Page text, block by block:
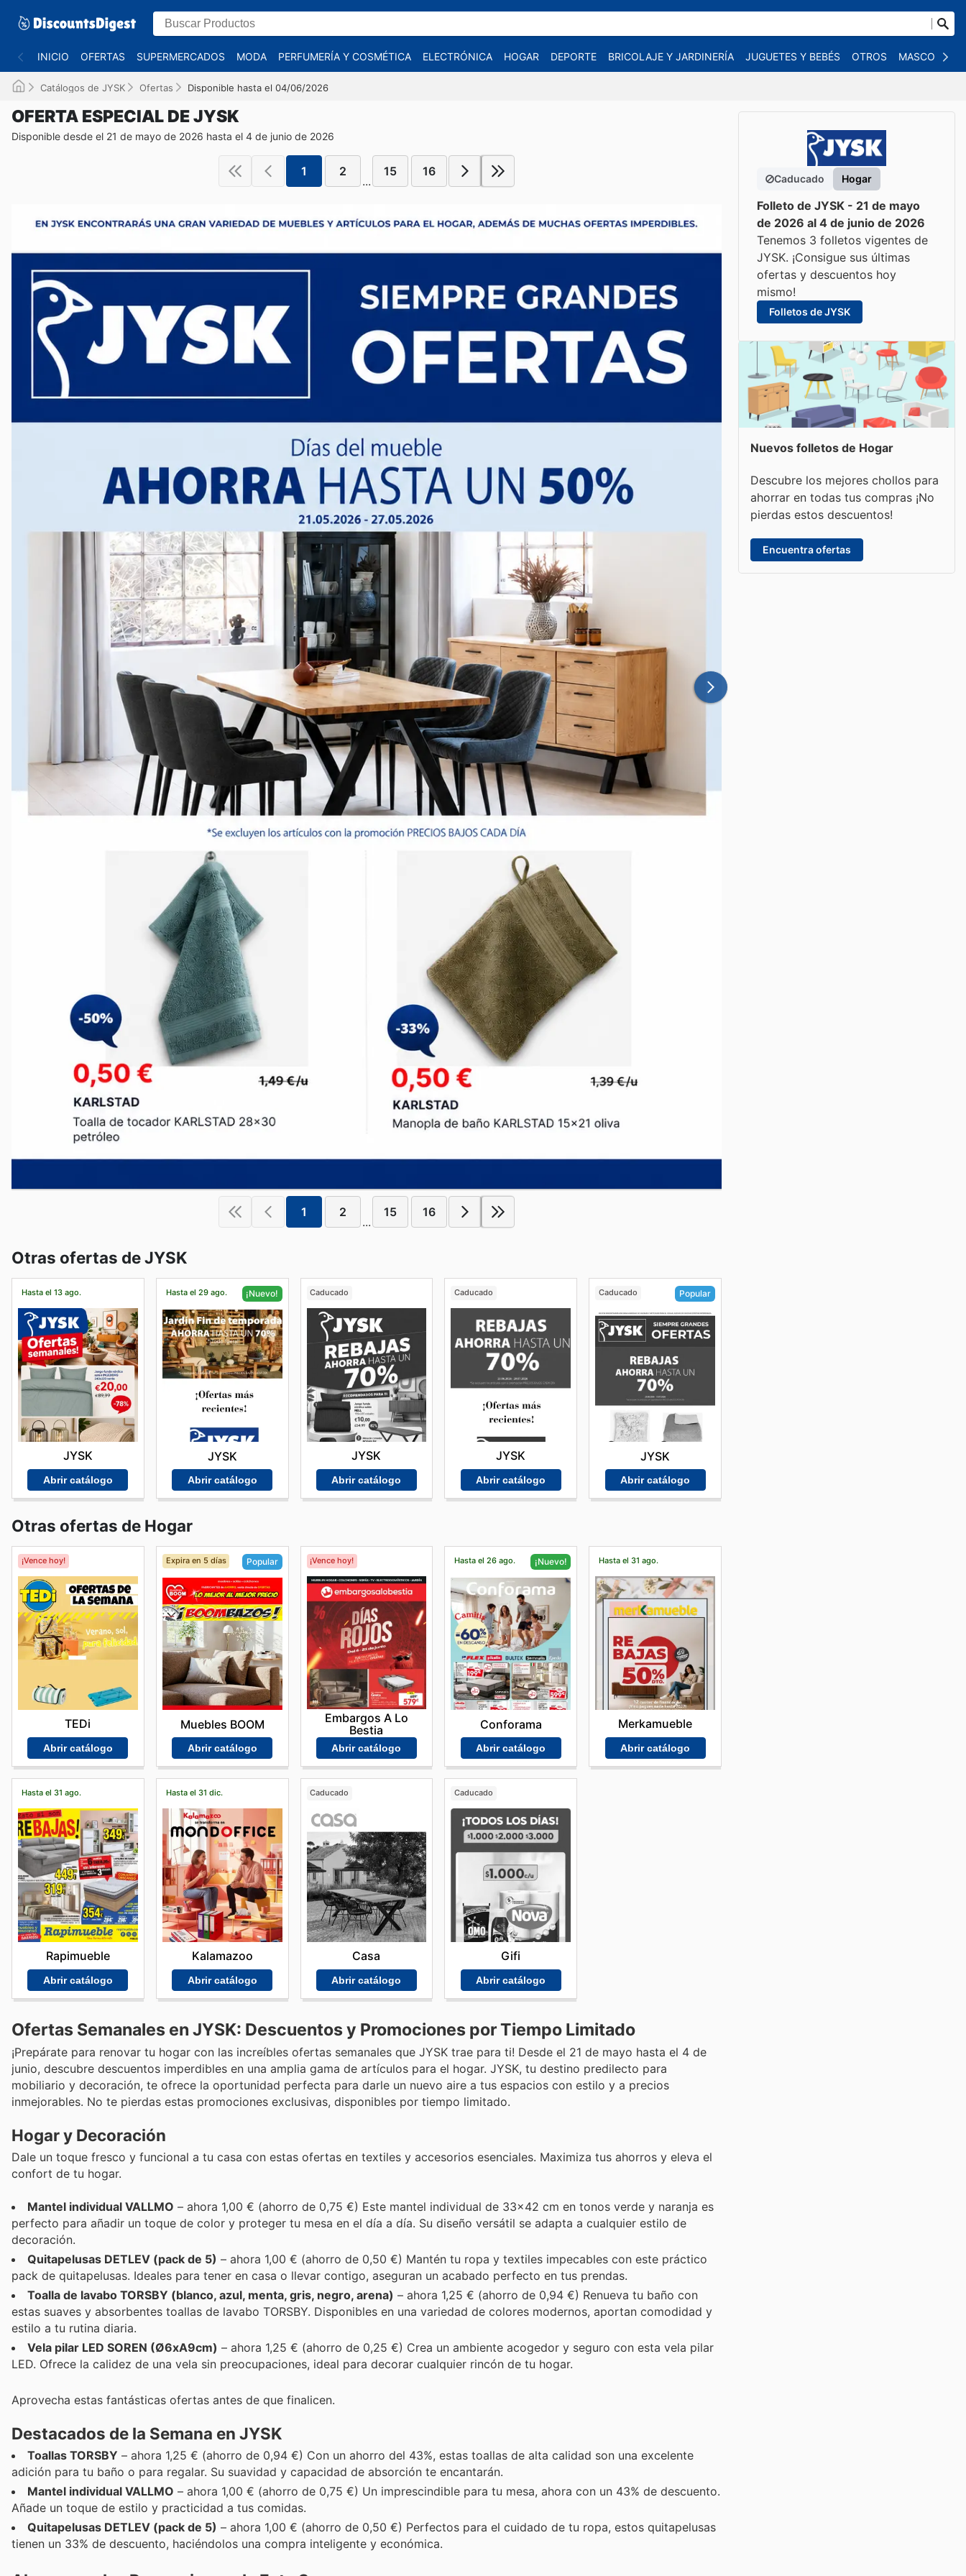
INICIO OFERTAS SUPERMERCADOS MODA PERFUMERÍA Y COSMÉTICA ELECTRÓNICA HOGAR DEPORTE BRICOLAJE Y JARDINERÍA JUGUETES Y BEBÉS OTROS MASCOTAS
Catálogos de JYSK Ofertas Disponible hasta el 04/06/2026
OFERTA ESPECIAL DE JYSK
Disponible desde el 21 de mayo de 2026 hasta el 4 de junio de 2026
1 2
...
15 16
1 2
...
15 16
Otras ofertas de JYSK
Hasta el 13 ago.
JYSK
Abrir catálogo
Hasta el 29 ago. ¡Nuevo!
JYSK
Abrir catálogo
Caducado
JYSK
Abrir catálogo
Caducado
JYSK
Abrir catálogo
Caducado Popular
JYSK
Abrir catálogo
Otras ofertas de Hogar
¡Vence hoy!
TEDi
Abrir catálogo
Expira en 5 días Popular
Muebles BOOM
Abrir catálogo
¡Vence hoy!
Embargos A Lo
Bestia
Abrir catálogo
Hasta el 26 ago. ¡Nuevo!
Conforama
Abrir catálogo
Hasta el 31 ago.
Merkamueble
Abrir catálogo
Hasta el 31 ago.
Rapimueble
Abrir catálogo
Hasta el 31 dic.
Kalamazoo
Abrir catálogo
Caducado
Casa
Abrir catálogo
Caducado
Gifi
Abrir catálogo
Ofertas Semanales en JYSK: Descuentos y Promociones por Tiempo Limitado
¡Prepárate para renovar tu hogar con las increíbles ofertas semanales que JYSK trae para ti! Desde el 21 de mayo hasta el 4 de
junio, descubre descuentos imperdibles en una amplia gama de artículos para el hogar. JYSK, tu destino predilecto para
mobiliario y decoración, te ofrece la oportunidad perfecta para darle un nuevo aire a tus espacios con estilo y a precios
inmejorables. No te pierdas estas promociones exclusivas, disponibles por tiempo limitado.
Hogar y Decoración
Dale un toque fresco y funcional a tu casa con estas ofertas en textiles y accesorios esenciales. Maximiza tus ahorros y eleva el
confort de tu hogar.
Mantel individual VALLMO – ahora 1,00 € (ahorro de 0,75 €) Este mantel individual de 33x42 cm en tonos verde y naranja es
perfecto para añadir un toque de color y proteger tu mesa en el día a día. Su diseño versátil se adapta a cualquier estilo de
decoración.
Quitapelusas DETLEV (pack de 5) – ahora 1,00 € (ahorro de 0,50 €) Mantén tu ropa y textiles impecables con este práctico
pack de quitapelusas. Ideales para tener en casa o llevar contigo, aseguran un acabado perfecto en tus prendas.
Toalla de lavabo TORSBY (blanco, azul, menta, gris, negro, arena) – ahora 1,25 € (ahorro de 0,94 €) Renueva tu baño con
estas suaves y absorbentes toallas de lavabo TORSBY. Disponibles en una variedad de colores modernos, aportan comodidad y
estilo a tu rutina diaria.
Vela pilar LED SOREN (Ø6xA9cm) – ahora 1,25 € (ahorro de 0,25 €) Crea un ambiente acogedor y seguro con esta vela pilar
LED. Ofrece la calidez de una vela sin preocupaciones, ideal para decorar cualquier rincón de tu hogar.
Aprovecha estas fantásticas ofertas antes de que finalicen.
Destacados de la Semana en JYSK
Toallas TORSBY – ahora 1,25 € (ahorro de 0,94 €) Con un ahorro del 43%, estas toallas de alta calidad son una excelente
adición para tu baño o para regalar. Su suavidad y capacidad de absorción te encantarán.
Mantel individual VALLMO – ahora 1,00 € (ahorro de 0,75 €) Un imprescindible para tu mesa, ahora con un 43% de descuento.
Añade un toque de estilo y practicidad a tus comidas.
Quitapelusas DETLEV (pack de 5) – ahora 1,00 € (ahorro de 0,50 €) Perfectos para el cuidado de tu ropa, estos quitapelusas
tienen un 33% de descuento, haciéndolos una compra inteligente y económica.
Caducado Hogar
Folleto de JYSK - 21 de mayo
de 2026 al 4 de junio de 2026
Tenemos 3 folletos vigentes de
JYSK. ¡Consigue sus últimas
ofertas y descuentos hoy
mismo!
Folletos de JYSK
Nuevos folletos de Hogar
Descubre los mejores chollos para
ahorrar en todas tus compras ¡No
pierdas estos descuentos!
Encuentra ofertas